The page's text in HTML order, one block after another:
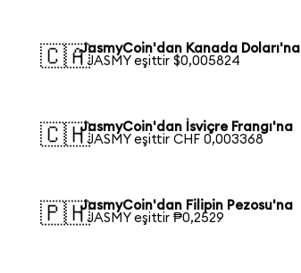
🇨🇦JasmyCoin'dan Kanada Doları'na
1 JASMY eşittir $0,005824
🇨🇭JasmyCoin'dan İsviçre Frangı'na
1 JASMY eşittir CHF 0,003368
🇵🇭JasmyCoin'dan Filipin Pezosu'na
1 JASMY eşittir ₱0,2529